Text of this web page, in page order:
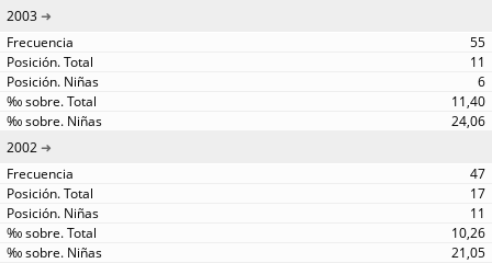
2003
55
11
6
11,40
24,06
2002
47
17
11
10,26
21,05